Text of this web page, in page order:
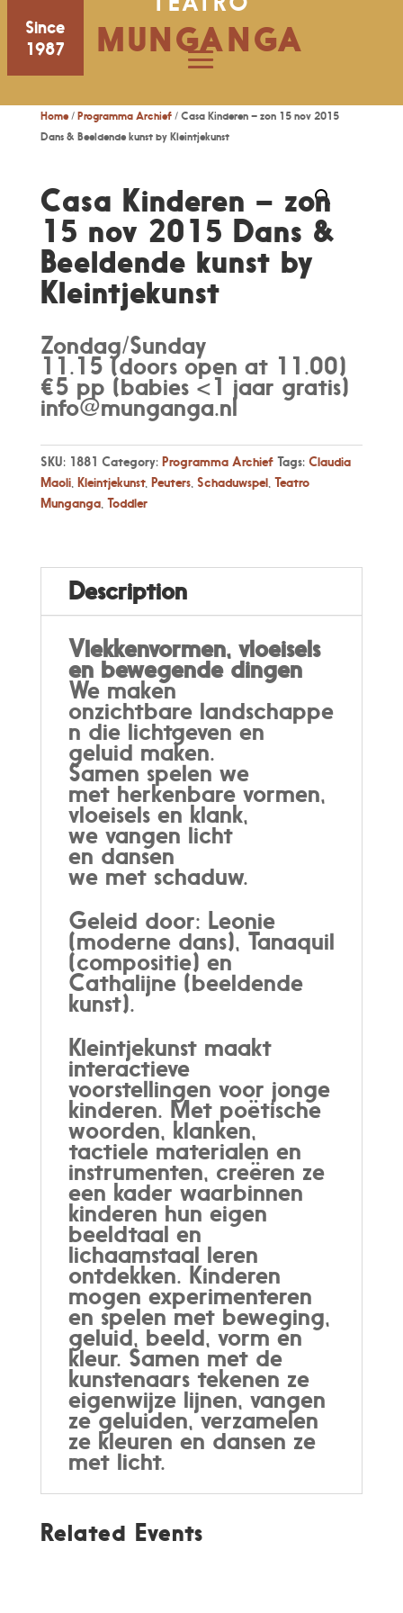
Since
1987
MUNGANGA
Home/ Programma Archief/ Casa Kinderen – zon 15 nov 2015
Dans & Beeldende kunst by Kleintjekunst
Casa Kinderen – zon
15 nov 2015 Dans &
Beeldende kunst by
Kleintjekunst
Zondag/Sunday
11.15 (doors open at 11.00)
€5 pp (babies <1 jaar gratis)
info@munganga.nl
SKU: 1881 Category: Programma Archief Tags: Claudia
Maoli, Kleintjekunst, Peuters, Schaduwspel, Teatro
Munganga, Toddler
Description
Vlekkenvormen, vloeisels
en bewegende dingen
We maken
onzichtbare landschappe
n die lichtgeven en
geluid maken.
Samen spelen we
met herkenbare vormen,
vloeisels en klank,
we vangen licht
en dansen
we met schaduw.
Geleid door: Leonie
(moderne dans), Tanaquil
(compositie) en
Cathalijne (beeldende
kunst).
Kleintjekunst maakt
interactieve
voorstellingen voor jonge
kinderen. Met poëtische
woorden, klanken,
tactiele materialen en
instrumenten, creëren ze
een kader waarbinnen
kinderen hun eigen
beeldtaal en
lichaamstaal leren
ontdekken. Kinderen
mogen experimenteren
en spelen met beweging,
geluid, beeld, vorm en
kleur. Samen met de
kunstenaars tekenen ze
eigenwijze lijnen, vangen
ze geluiden, verzamelen
ze kleuren en dansen ze
met licht.
Related Events